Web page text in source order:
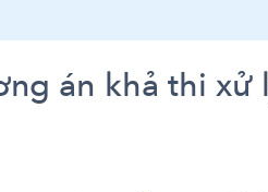
án khả thi xử